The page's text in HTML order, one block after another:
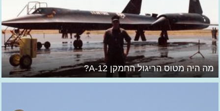
מה היה מטוס הריגול החמקן A-12?